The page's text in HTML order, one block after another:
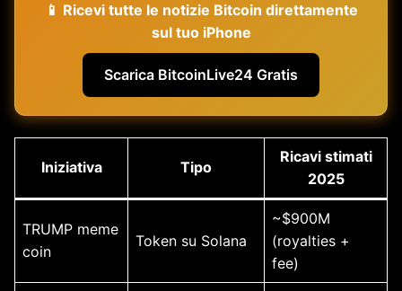
📱 Ricevi tutte le notizie Bitcoin direttamente
sul tuo iPhone
Scarica BitcoinLive24 Gratis
Iniziativa Tipo
Ricavi stimati
2025
TRUMP meme
coin
Token su Solana
~$900M
(royalties +
fee)